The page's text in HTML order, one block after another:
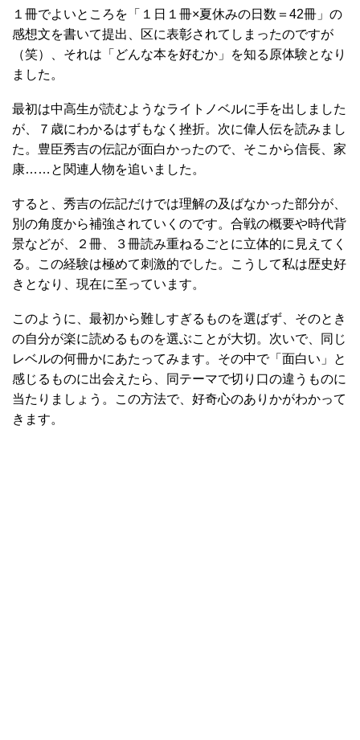
１冊でよいところを「１日１冊×夏休みの日数＝42冊」の
感想文を書いて提出、区に表彰されてしまったのですが
（笑）、それは「どんな本を好むか」を知る原体験となり
ました。
最初は中高生が読むようなライトノベルに手を出しました
が、７歳にわかるはずもなく挫折。次に偉人伝を読みまし
た。豊臣秀吉の伝記が面白かったので、そこから信長、家
康……と関連人物を追いました。
すると、秀吉の伝記だけでは理解の及ばなかった部分が、
別の角度から補強されていくのです。合戦の概要や時代背
景などが、２冊、３冊読み重ねるごとに立体的に見えてく
る。この経験は極めて刺激的でした。こうして私は歴史好
きとなり、現在に至っています。
このように、最初から難しすぎるものを選ばず、そのとき
の自分が楽に読めるものを選ぶことが大切。次いで、同じ
レベルの何冊かにあたってみます。その中で「面白い」と
感じるものに出会えたら、同テーマで切り口の違うものに
当たりましょう。この方法で、好奇心のありかがわかって
きます。